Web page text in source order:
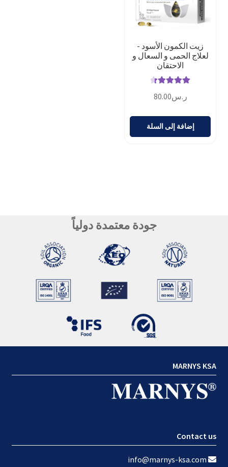
زيت الكمون الأسود -
لعلاج الحمى و السعال و
الاحتقان
4.50من 5
ر.س80.00
إضافة إلى السلة
جودة معتمدة دولياً
MARNYS KSA
Contact us
info@marnys-ksa.com